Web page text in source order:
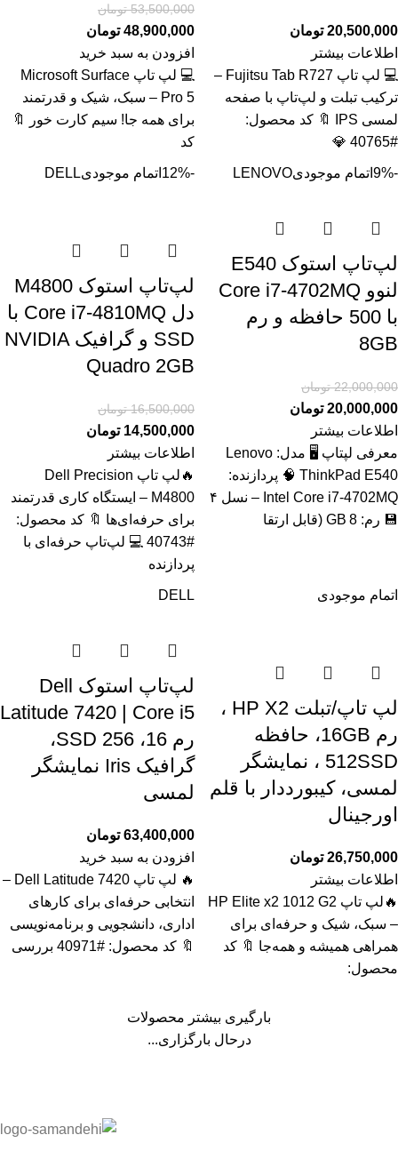
20,500,000 تومان
اطلاعات بیشتر
💻 لپ تاپ Fujitsu Tab R727 –
ترکیب تبلت و لپ‌تاپ با صفحه
لمسی IPS 🔖 کد محصول:
#40765 💎
53,500,000 تومان
48,900,000 تومان
افزودن به سبد خرید
💻 لپ تاپ Microsoft Surface
Pro 5 – سبک، شیک و قدرتمند
برای همه جا! سیم کارت خور 🔖
کد
-9% اتمام موجودیLENOVO
لپ‌تاپ استوک E540
لنوو Core i7-4702MQ
با 500 حافظه و رم
8GB
22,000,000 تومان
20,000,000 تومان
اطلاعات بیشتر
معرفی لپتاپ 🖥️ مدل: Lenovo
ThinkPad E540 🧠 پردازنده:
Intel Core i7‑4702MQ – نسل ۴
💾 رم: 8 GB (قابل ارتقا
-12% اتمام موجودیDELL
لپ‌تاپ استوک M4800
دل Core i7-4810MQ با
SSD و گرافیک NVIDIA
Quadro 2GB
16,500,000 تومان
14,500,000 تومان
اطلاعات بیشتر
🔥لپ تاپ Dell Precision
M4800 – ایستگاه کاری قدرتمند
برای حرفه‌ای‌ها 🔖 کد محصول:
#40743 💻 لپ‌تاپ حرفه‌ای با
پردازنده
اتمام موجودی
لپ تاپ/تبلت HP X2 ،
رم 16GB، حافظه
512SSD ، نمایشگر
لمسی، کیبورددار با قلم
اورجینال
26,750,000 تومان
اطلاعات بیشتر
🔥لپ تاپ HP Elite x2 1012 G2
– سبک، شیک و حرفه‌ای برای
همراهی همیشه و همه‌جا 🔖 کد
محصول:
DELL
لپ‌تاپ استوک Dell
Latitude 7420 | Core i5
رم 16، SSD 256،
گرافیک Iris نمایشگر
لمسی
63,400,000 تومان
افزودن به سبد خرید
🔥 لپ تاپ Dell Latitude 7420 –
انتخابی حرفه‌ای برای کارهای
اداری، دانشجویی و برنامه‌نویسی
🔖 کد محصول: #40971 بررسی
بارگیری بیشتر محصولات
درحال بارگزاری...